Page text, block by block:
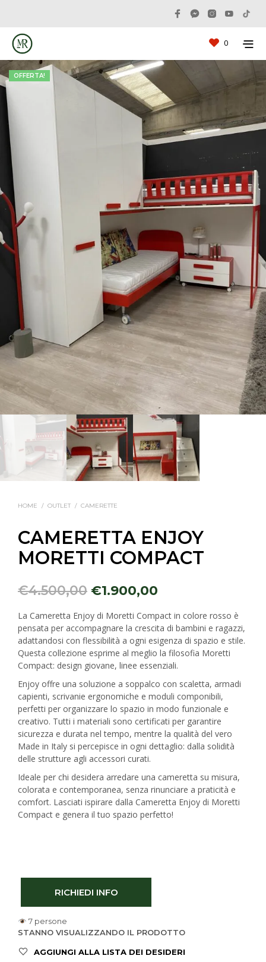
0
OFFERTA!
HOME / OUTLET / CAMERETTE
CAMERETTA ENJOY
MORETTI COMPACT
€4.500,00 €1.900,00
La Cameretta Enjoy di Moretti Compact in colore rosso è
pensata per accompagnare la crescita di bambini e ragazzi,
adattandosi con flessibilità a ogni esigenza di spazio e stile.
Questa collezione esprime al meglio la filosofia Moretti
Compact: design giovane, linee essenziali.
Enjoy offre una soluzione a soppalco con scaletta, armadi
capienti, scrivanie ergonomiche e moduli componibili,
perfetti per organizzare lo spazio in modo funzionale e
creativo. Tutti i materiali sono certificati per garantire
sicurezza e durata nel tempo, mentre la qualità del vero
Made in Italy si percepisce in ogni dettaglio: dalla solidità
delle strutture agli accessori curati.
Ideale per chi desidera arredare una cameretta su misura,
colorata e contemporanea, senza rinunciare a praticità e
comfort. Lasciati ispirare dalla Cameretta Enjoy di Moretti
Compact e genera il tuo spazio perfetto!
RICHIEDI INFO
7 persone
STANNO VISUALIZZANDO IL PRODOTTO
AGGIUNGI ALLA LISTA DEI DESIDERI